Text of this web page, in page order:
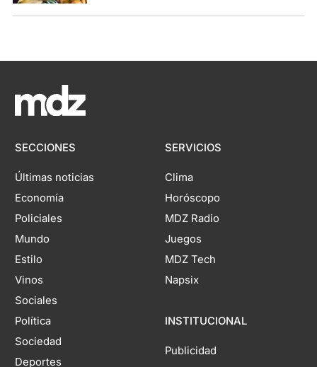
SECCIONES
Últimas noticias
Economía
Policiales
Mundo
Estilo
Vinos
Sociales
Política
Sociedad
Deportes
SERVICIOS
Clima
Horóscopo
MDZ Radio
Juegos
MDZ Tech
Napsix
INSTITUCIONAL
Publicidad